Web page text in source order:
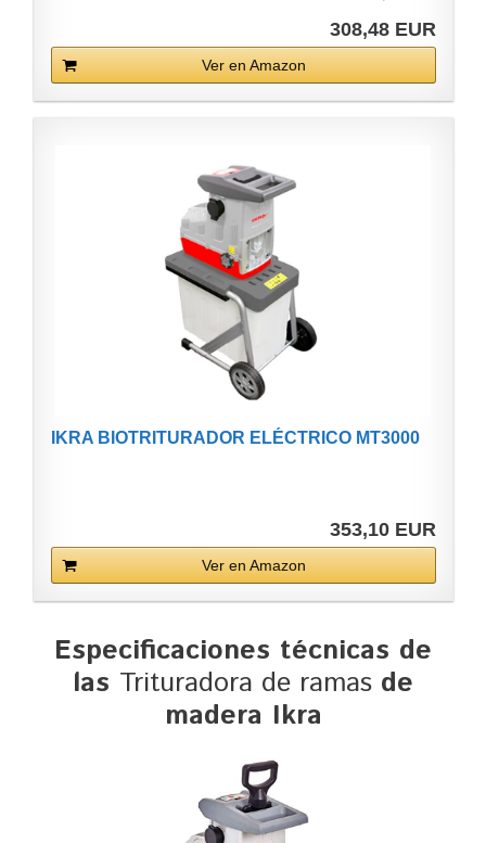
308,48 EUR
Ver en Amazon
IKRA BIOTRITURADOR ELÉCTRICO MT3000
353,10 EUR
Ver en Amazon
Especificaciones técnicas de
las Trituradora de ramas de
madera Ikra